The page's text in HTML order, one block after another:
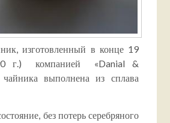
изготовленный в конце 19
г.) компанией «Danial &
выполнена из сплава
без потерь серебряного